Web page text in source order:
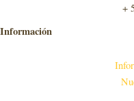
+
Información